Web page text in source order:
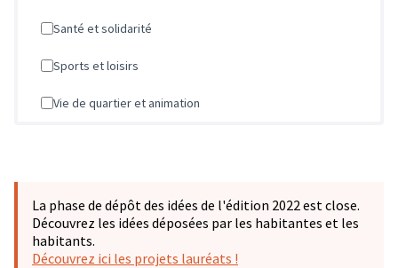
Santé et solidarité
Sports et loisirs
Vie de quartier et animation
La phase de dépôt des idées de l'édition 2022 est close.
Découvrez les idées déposées par les habitantes et les
habitants.
Découvrez ici les projets lauréats !